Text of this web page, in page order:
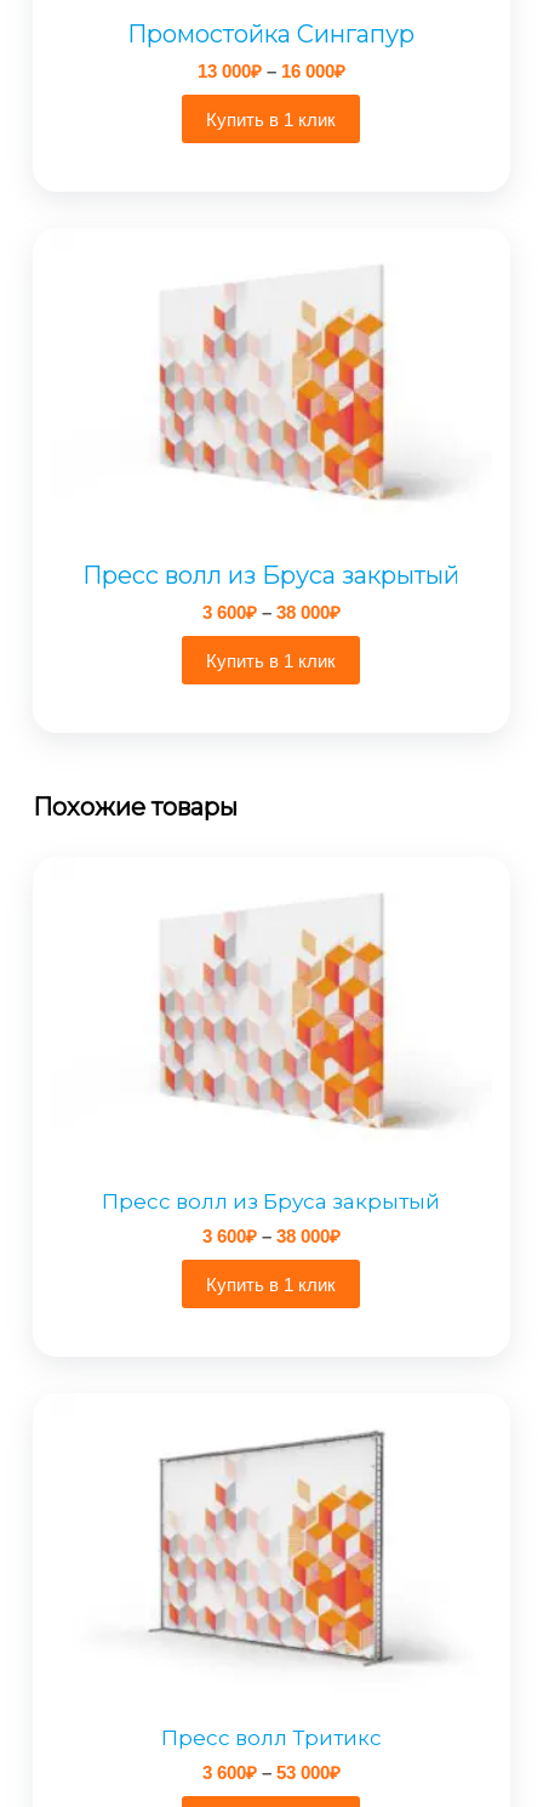
Промостойка Сингапур
13 000₽ – 16 000₽Диапазон
цен:
000₽
Купить в 1 клик
Пресс волл из Бруса закрытый
3 600₽ – 38 000₽Диапазон
цен:
600₽
Купить в 1 клик
Похожие товары
Пресс волл из Бруса закрытый
3 600₽ – 38 000₽Диапазон
цен:
600₽
Купить в 1 клик
Пресс волл Тритикс
3 600₽ – 53 000₽Диапазон
цен: